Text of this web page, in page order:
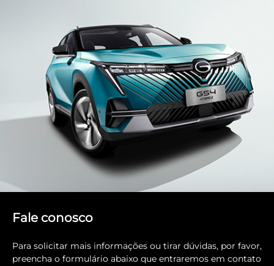
Fale conosco
Para solicitar mais informações ou tirar dúvidas, por favor,
preencha o formulário abaixo que entraremos em contato